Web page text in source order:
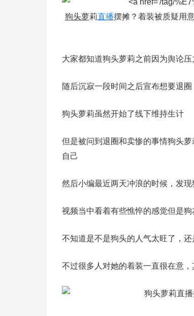
狗头萝莉直播摆摊？着装被质疑用
大家都知道狗头萝莉之前因为舆论压
随后沉寂一段时间之后宣布想要退
狗头萝莉虽然开始了线下维持生计
但是被问到退圈和卖惨的事情狗头
自己
然后小编最近两天冲浪的时候，发
视频当中看着有些憔悴的感觉但是
不知道是不是狗头的人气太旺了，
不过很多人对她的着装一直很在意，